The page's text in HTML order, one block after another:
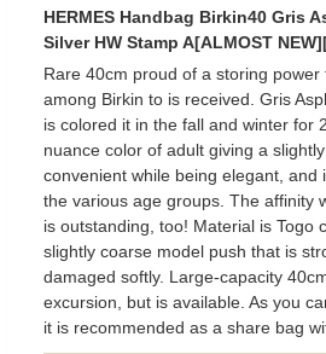
HERMES Handbag Birkin40 Gris
Silver HW Stamp A[ALMOST
Rare 40cm proud of a storing
among Birkin to is received. Gris
is colored it in the fall and winter for
nuance color of adult giving a
convenient while being elegant, and
the various age groups. The affinity
is outstanding, too! Material is Togo
slightly coarse model push that is
damaged softly. Large-capacity
excursion, but is available. As you
it is recommended as a share bag